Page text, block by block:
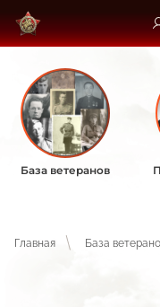
База ветеранов
Главная База